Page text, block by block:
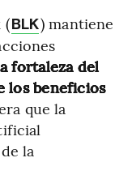
(BLK) mantiene
fortaleza del
los beneficios
que la
la